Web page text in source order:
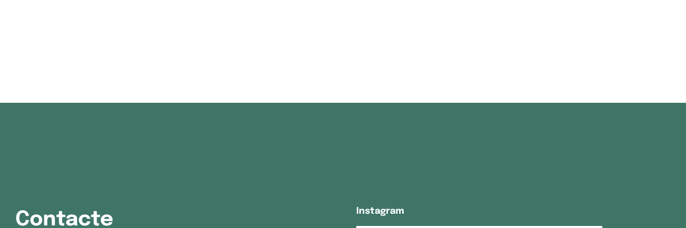
Contacte Instagram